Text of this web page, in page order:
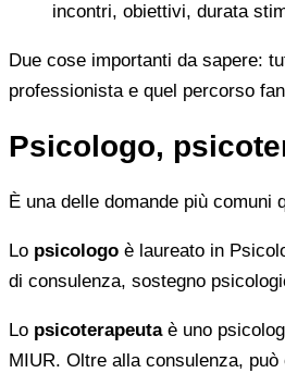
incontri, obiettivi, durata
Due cose importanti da sapere:
professionista e quel percorso
Psicologo,
È una delle domande più
Lo psicologo è laureato in
di consulenza, sostegno
Lo psicoterapeutaè uno
MIUR. Oltre alla consulenza,